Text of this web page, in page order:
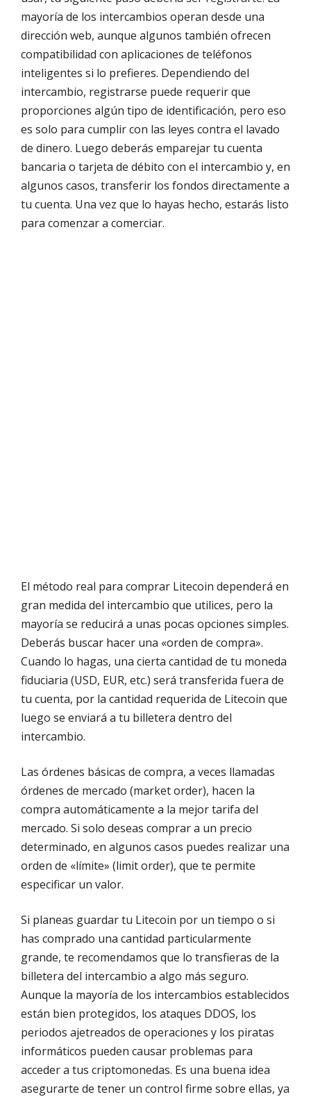
mayoría de los intercambios operan desde una
dirección web, aunque algunos también ofrecen
compatibilidad con aplicaciones de teléfonos
inteligentes si lo prefieres. Dependiendo del
intercambio, registrarse puede requerir que
proporciones algún tipo de identificación, pero eso
es solo para cumplir con las leyes contra el lavado
de dinero. Luego deberás emparejar tu cuenta
bancaria o tarjeta de débito con el intercambio y, en
algunos casos, transferir los fondos directamente a
tu cuenta. Una vez que lo hayas hecho, estarás listo
para comenzar a comerciar.
El método real para comprar Litecoin dependerá en
gran medida del intercambio que utilices, pero la
mayoría se reducirá a unas pocas opciones simples.
Deberás buscar hacer una «orden de compra».
Cuando lo hagas, una cierta cantidad de tu moneda
fiduciaria (USD, EUR, etc.) será transferida fuera de
tu cuenta, por la cantidad requerida de Litecoin que
luego se enviará a tu billetera dentro del
intercambio.
Las órdenes básicas de compra, a veces llamadas
órdenes de mercado (market order), hacen la
compra automáticamente a la mejor tarifa del
mercado. Si solo deseas comprar a un precio
determinado, en algunos casos puedes realizar una
orden de «límite» (limit order), que te permite
especificar un valor.
Si planeas guardar tu Litecoin por un tiempo o si
has comprado una cantidad particularmente
grande, te recomendamos que lo transfieras de la
billetera del intercambio a algo más seguro.
Aunque la mayoría de los intercambios establecidos
están bien protegidos, los ataques DDOS, los
periodos ajetreados de operaciones y los piratas
informáticos pueden causar problemas para
acceder a tus criptomonedas. Es una buena idea
asegurarte de tener un control firme sobre ellas, ya